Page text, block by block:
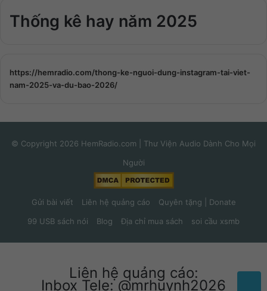
Thống kê hay năm 2025
https://hemradio.com/thong-ke-nguoi-dung-instagram-tai-viet-
nam-2025-va-du-bao-2026/
© Copyright 2026 HemRadio.com | Thư Viện Audio Dành Cho Mọi
Người
Gửi bài viết Liên hệ quảng cáo
Quyên tặng | Donate
99 USB sách nói
Blog Địa chỉ mua sách soi cầu xsmb
Liên hệ quảng cáo:
Inbox Tele: @mrhuynh2026